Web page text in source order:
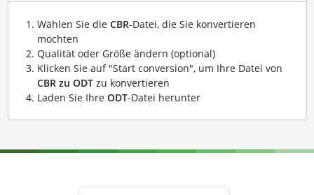
Wählen Sie die CBR-Datei, die Sie konvertieren
möchten
Qualität oder Größe ändern (optional)
Klicken Sie auf "Start conversion", um Ihre Datei von
CBR zu ODTzu konvertieren
Laden Sie Ihre ODT-Datei herunter